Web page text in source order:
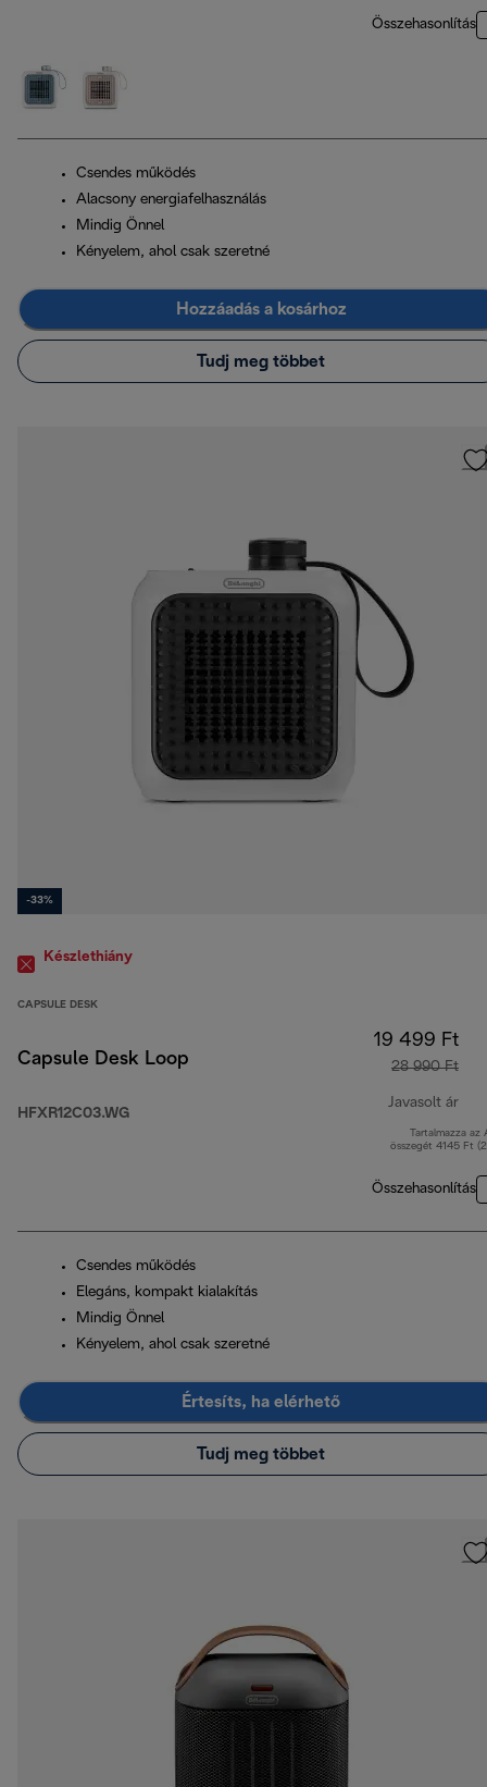
Összehasonlítás
Csendes működés
Alacsony energiafelhasználás
Mindig Önnel
Kényelem, ahol csak szeretné
Hozzáadás a kosárhoz
Tudj meg többet
-33%
Készlethiány
CAPSULE DESK
Capsule Desk Loop
HFXR12C03.WG
19 499 Ft
28 990 Ft
Javasolt ár
Tartalmazza az
összegét 4145 Ft
Összehasonlítás
Csendes működés
Elegáns, kompakt kialakítás
Mindig Önnel
Kényelem, ahol csak szeretné
Értesíts, ha elérhető
Tudj meg többet